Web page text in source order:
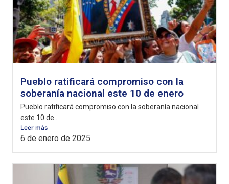
Pueblo ratificará compromiso con la
soberanía nacional este 10 de enero
Pueblo ratificará compromiso con la soberanía nacional
este 10 de...
Leer más
6 de enero de 2025